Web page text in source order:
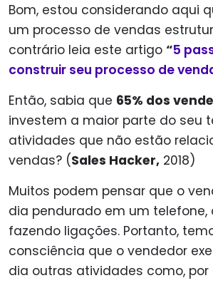
Bom, estou considerando aqui
um processo de vendas
contrário leia este artigo “5
construir seu processo de
Então, sabia que 65% dos
investem a maior parte do seu
atividades que não estão
vendas? (Sales Hacker, 2018)
Muitos podem pensar que o
dia pendurado em um telefone,
fazendo ligações. Portanto,
consciência que o vendedor
dia outras atividades como, por